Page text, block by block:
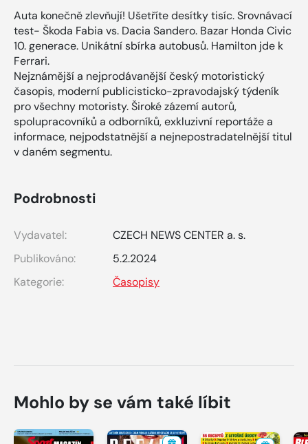
Auta konečně zlevňují! Ušetříte desítky tisíc. Srovnávací
test- Škoda Fabia vs. Dacia Sandero. Bazar Honda Civic
10. generace. Unikátní sbírka autobusů. Hamilton jde k
Ferrari.
Nejznámější a nejprodávanější český motoristický
časopis, moderní publicisticko-zpravodajský týdeník
pro všechny motoristy. Široké zázemí autorů,
spolupracovníků a odborníků, exkluzivní reportáže a
informace, nejpodstatnější a nejnepostradatelnější titul
v daném segmentu.
Podrobnosti
Vydavatel:
CZECH NEWS CENTER a. s.
Publikováno:
5.2.2024
Kategorie:
Časopisy
Mohlo by se vám také líbit